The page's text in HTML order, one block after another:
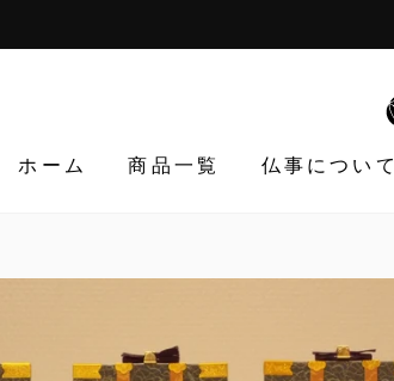
ホーム 商品一覧 仏事について